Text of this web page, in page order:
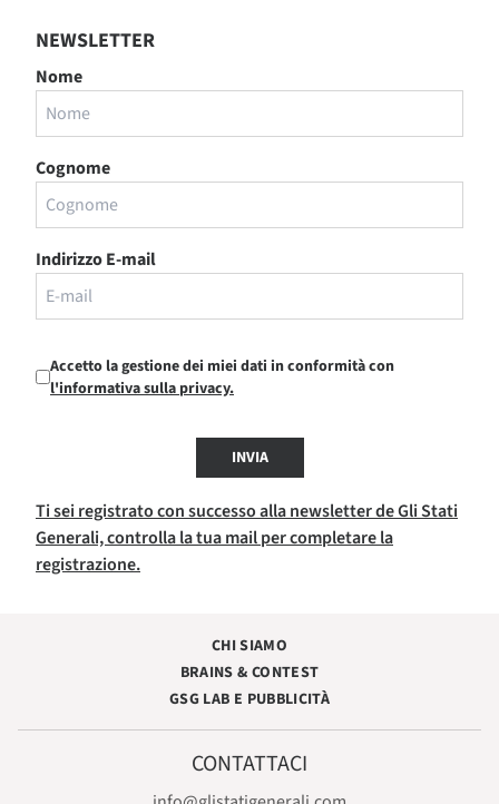
NEWSLETTER
Nome
Cognome
Indirizzo E-mail
Accetto la gestione dei miei dati in conformità con
l'informativa sulla privacy.
INVIA
Ti sei registrato con successo alla newsletter de Gli Stati
Generali, controlla la tua mail per completare la
registrazione.
CHI SIAMO
BRAINS & CONTEST
GSG LAB E PUBBLICITÀ
CONTATTACI